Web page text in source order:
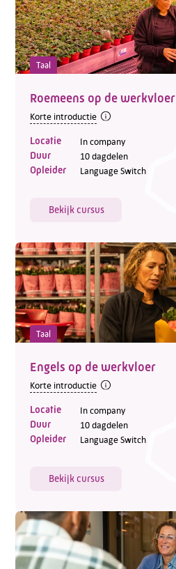
Taal
Roemeens op de werkvloer
Korte introductie
Locatie In company
Duur 10 dagdelen
Opleider Language Switch
Bekijk cursus
Taal
Engels op de werkvloer
Korte introductie
Locatie In company
Duur 10 dagdelen
Opleider Language Switch
Bekijk cursus